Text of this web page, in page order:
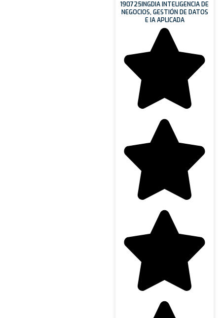
190725INGDIA INTELIGENCIA DE
NEGOCIOS, GESTIÓN DE DATOS
E IA APLICADA